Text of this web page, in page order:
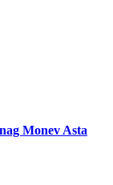
Monev Asta